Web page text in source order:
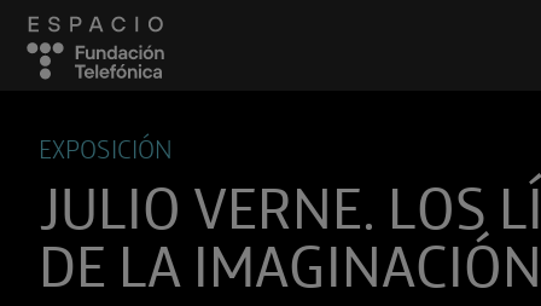
EXPOSICIÓN
JULIO VERNE. LOS
DE LA IMAGINACIÓN